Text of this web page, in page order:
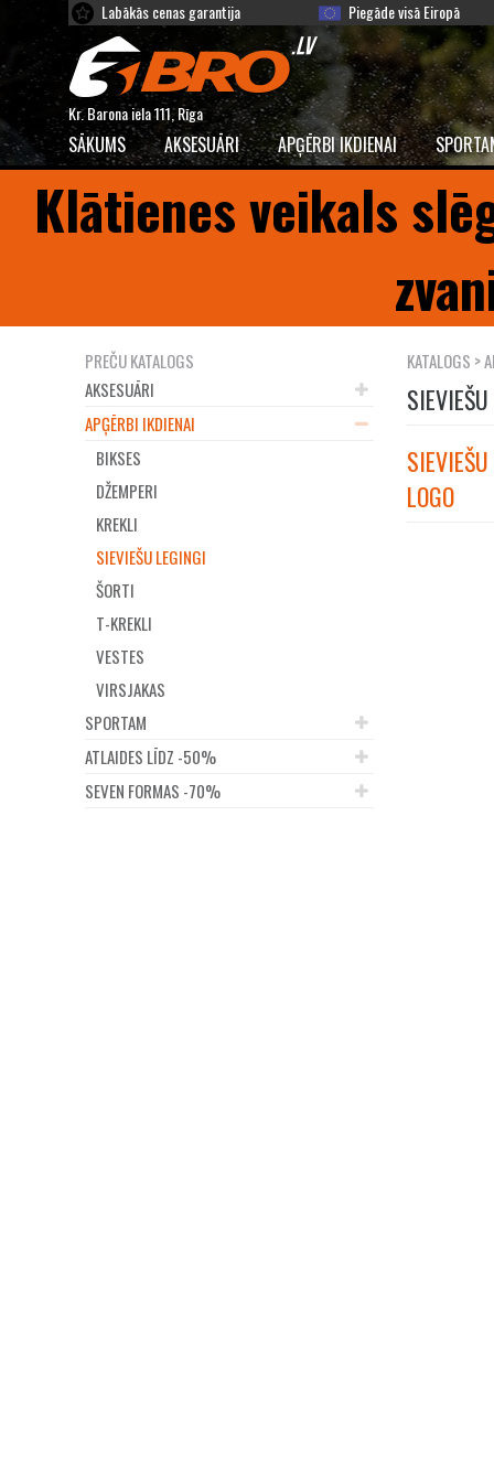
Labākās cenas garantija Piegāde visā Eiropā
Kr. Barona iela 111, Rīga
SĀKUMS AKSESUĀRI APĢĒRBI IKDIENAI
Klātienes veikals
PREČU KATALOGS
AKSESUĀRI
APĢĒRBI IKDIENAI
BIKSES
DŽEMPERI
KREKLI
SIEVIEŠU LEGINGI
ŠORTI
T-KREKLI
VESTES
VIRSJAKAS
SPORTAM
ATLAIDES LĪDZ -50%
SEVEN FORMAS -70%
KATALOGS >
LOGO